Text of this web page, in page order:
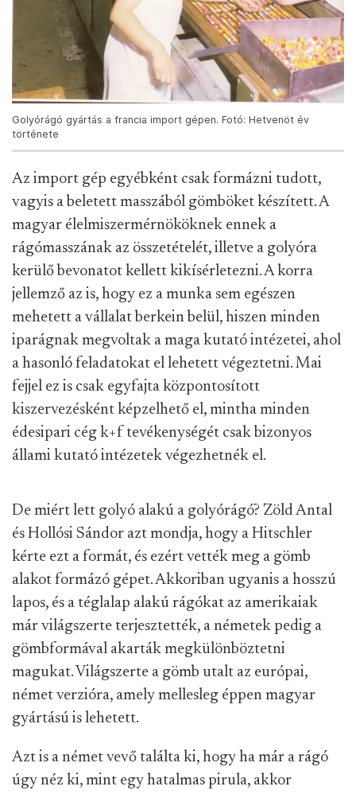
Golyórágó gyártás a francia import gépen. Fotó: Hetvenöt év
története
Az import gép egyébként csak formázni tudott,
vagyis a beletett masszából gömböket készített. A
magyar élelmiszermérnököknek ennek a
rágómasszának az összetételét, illetve a golyóra
kerülő bevonatot kellett kikísérletezni. A korra
jellemző az is, hogy ez a munka sem egészen
mehetett a vállalat berkein belül, hiszen minden
iparágnak megvoltak a maga kutató intézetei, ahol
a hasonló feladatokat el lehetett végeztetni. Mai
fejjel ez is csak egyfajta központosított
kiszervezésként képzelhető el, mintha minden
édesipari cég k+f tevékenységét csak bizonyos
állami kutató intézetek végezhetnék el.
De miért lett golyó alakú a golyórágó? Zöld Antal
és Hollósi Sándor azt mondja, hogy a Hitschler
kérte ezt a formát, és ezért vették meg a gömb
alakot formázó gépet. Akkoriban ugyanis a hosszú
lapos, és a téglalap alakú rágókat az amerikaiak
már világszerte terjesztették, a németek pedig a
gömbformával akarták megkülönböztetni
magukat. Világszerte a gömb utalt az európai,
német verzióra, amely mellesleg éppen magyar
gyártású is lehetett.
Azt is a német vevő találta ki, hogy ha már a rágó
úgy néz ki, mint egy hatalmas pirula, akkor